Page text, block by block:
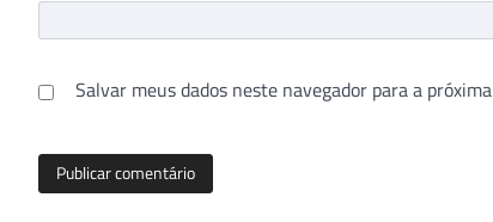
Salvar meus dados neste navegador para a